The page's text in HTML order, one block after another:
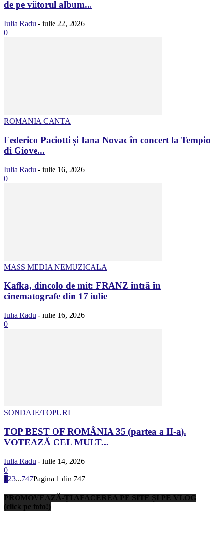
de pe viitorul album...
Iulia Radu - iulie 22, 2026
0
ROMANIA CANTA
Federico Paciotti și Iana Novac în concert la Tempio
di Giove...
Iulia Radu - iulie 16, 2026
0
MASS MEDIA NEMUZICALA
Kafka, dincolo de mit: FRANZ intră în
cinematografe din 17 iulie
Iulia Radu - iulie 16, 2026
0
SONDAJE/TOPURI
TOP BEST OF ROMÂNIA 35 (partea a II-a).
VOTEAZĂ CEL MULT...
Iulia Radu - iulie 14, 2026
0
1 23...747Pagina 1 din 747
PROMOVEAZĂ-ȚI AFACEREA PE SITE ȘI PE VLOG
(click pe foto!)